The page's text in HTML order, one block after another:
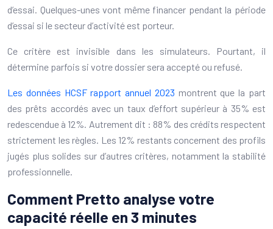
d’essai. Quelques-unes vont même financer pendant la période
d’essai si le secteur d’activité est porteur.
Ce critère est invisible dans les simulateurs. Pourtant, il
détermine parfois si votre dossier sera accepté ou refusé.
Les données HCSF rapport annuel 2023 montrent que la part
des prêts accordés avec un taux d’effort supérieur à 35% est
redescendue à 12%. Autrement dit : 88% des crédits respectent
strictement les règles. Les 12% restants concernent des profils
jugés plus solides sur d’autres critères, notamment la stabilité
professionnelle.
Comment Pretto analyse votre
capacité réelle en 3 minutes